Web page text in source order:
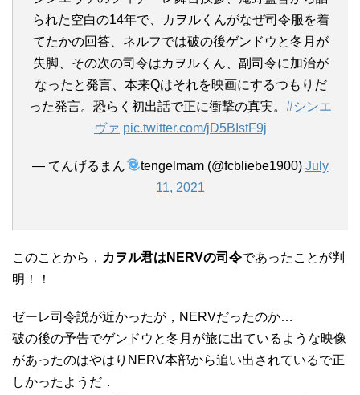
られた空白の14年で、カヲルくんがなぜ司令服を着
てたかの回答、ネルフでは破の後ゲンドウと冬月が
失脚、その次の司令はカヲルくん、副司令に加治が
なったと発言、本来Qはそれを映画にするつもりだ
った発言。恐らく初出話で正に衝撃の真実。 #シンエ
ヴァ pic.twitter.com/jD5BIstF9j
— てんげるまん tengelmam (@fcbliebe1900) July
11, 2021
このことから， カヲル君はNERVの司令であったことが判
明！！
ゼーレ司令説が近かったが，NERVだったのか…
破の後の予告でゲンドウと冬月が旅に出ているような映像
があったのはやはりNERV本部から追い出されているで正
しかったようだ．